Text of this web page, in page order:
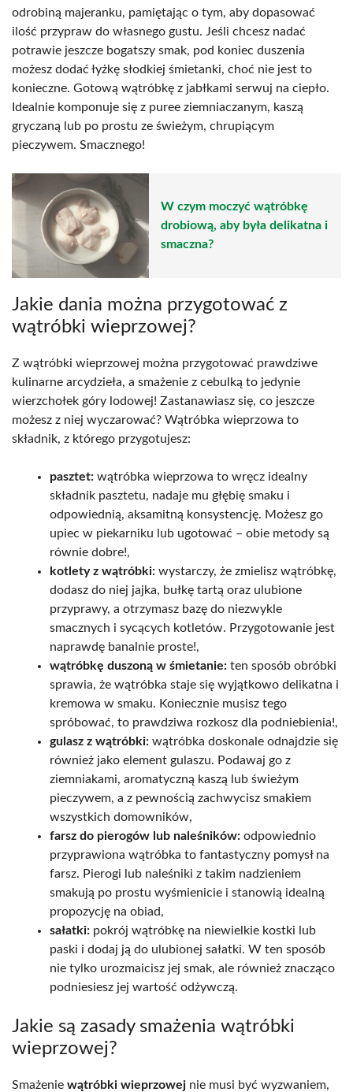
odrobiną majeranku, pamiętając o tym, aby dopasować
ilość przypraw do własnego gustu. Jeśli chcesz nadać
potrawie jeszcze bogatszy smak, pod koniec duszenia
możesz dodać łyżkę słodkiej śmietanki, choć nie jest to
konieczne. Gotową wątróbkę z jabłkami serwuj na ciepło.
Idealnie komponuje się z puree ziemniaczanym, kaszą
gryczaną lub po prostu ze świeżym, chrupiącym
pieczywem. Smacznego!
W czym moczyć wątróbkę
drobiową, aby była delikatna i
smaczna?
Jakie dania można przygotować z
wątróbki wieprzowej?
Z wątróbki wieprzowej można przygotować prawdziwe
kulinarne arcydzieła, a smażenie z cebulką to jedynie
wierzchołek góry lodowej! Zastanawiasz się, co jeszcze
możesz z niej wyczarować? Wątróbka wieprzowa to
składnik, z którego przygotujesz:
pasztet: wątróbka wieprzowa to wręcz idealny
składnik pasztetu, nadaje mu głębię smaku i
odpowiednią, aksamitną konsystencję. Możesz go
upiec w piekarniku lub ugotować – obie metody są
równie dobre!,
kotlety z wątróbki: wystarczy, że zmielisz wątróbkę,
dodasz do niej jajka, bułkę tartą oraz ulubione
przyprawy, a otrzymasz bazę do niezwykle
smacznych i sycących kotletów. Przygotowanie jest
naprawdę banalnie proste!,
wątróbkę duszoną w śmietanie: ten sposób obróbki
sprawia, że wątróbka staje się wyjątkowo delikatna i
kremowa w smaku. Koniecznie musisz tego
spróbować, to prawdziwa rozkosz dla podniebienia!,
gulasz z wątróbki: wątróbka doskonale odnajdzie się
również jako element gulaszu. Podawaj go z
ziemniakami, aromatyczną kaszą lub świeżym
pieczywem, a z pewnością zachwycisz smakiem
wszystkich domowników,
farsz do pierogów lub naleśników: odpowiednio
przyprawiona wątróbka to fantastyczny pomysł na
farsz. Pierogi lub naleśniki z takim nadzieniem
smakują po prostu wyśmienicie i stanowią idealną
propozycję na obiad,
sałatki: pokrój wątróbkę na niewielkie kostki lub
paski i dodaj ją do ulubionej sałatki. W ten sposób
nie tylko urozmaicisz jej smak, ale również znacząco
podniesiesz jej wartość odżywczą.
Jakie są zasady smażenia wątróbki
wieprzowej?
Smażenie wątróbki wieprzowej nie musi być wyzwaniem,